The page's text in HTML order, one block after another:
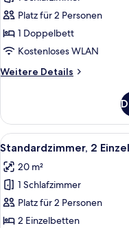
Doppelzimmer,
1
Doppelbett
Platz für 2 Personen
1 Doppelbett
Kostenloses WLAN
Weitere Details
Weitere
Doppelzimmer,
Doppelbett
Alle
Fotos
für
Standardzimmer,
2 Einzelbetten
anzeigen
7
Standardzimmer, 2
20 m²
1 Schlafzimmer
Platz für 2 Personen
2 Einzelbetten